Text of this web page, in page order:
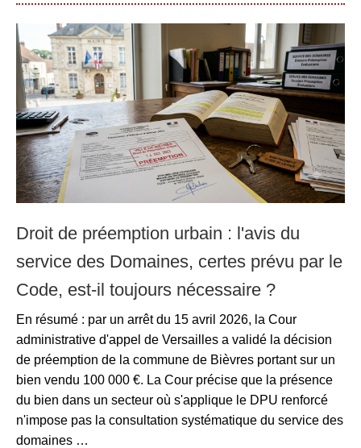
Droit de préemption urbain : l'avis du
service des Domaines, certes prévu par le
Code, est-il toujours nécessaire ?
En résumé : par un arrêt du 15 avril 2026, la Cour
administrative d'appel de Versailles a validé la décision
de préemption de la commune de Bièvres portant sur un
bien vendu 100 000 €. La Cour précise que la présence
du bien dans un secteur où s'applique le DPU renforcé
n'impose pas la consultation systématique du service des
domaines …